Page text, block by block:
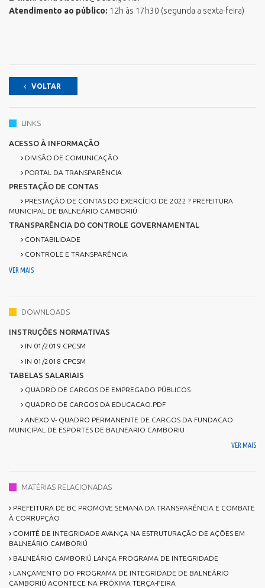
Atendimento ao público: 12h às 17h30 (segunda a sexta-feira)
VOLTAR
LINKS
ACESSO À INFORMAÇÃO
DIVISÃO DE COMUNICAÇÃO
PORTAL DA TRANSPARÊNCIA
PRESTAÇÃO DE CONTAS
PRESTAÇÃO DE CONTAS DO EXERCÍCIO DE 2022 ? PREFEITURA
MUNICIPAL DE BALNEÁRIO CAMBORIÚ
TRANSPARÊNCIA DO CONTROLE GOVERNAMENTAL
CONTABILIDADE
CONTROLE E TRANSPARÊNCIA
VER MAIS
DOWNLOADS
INSTRUÇÕES NORMATIVAS
IN 01/2019 CPCSM
IN 01/2018 CPCSM
TABELAS SALARIAIS
QUADRO DE CARGOS DE EMPREGADO PÚBLICOS
QUADRO DE CARGOS DA EDUCACAO.PDF
ANEXO V- QUADRO PERMANENTE DE CARGOS DA FUNDACAO
MUNICIPAL DE ESPORTES DE BALNEARIO CAMBORIU
VER MAIS
MATÉRIAS RELACIONADAS
PREFEITURA DE BC PROMOVE SEMANA DA TRANSPARÊNCIA E COMBATE
À CORRUPÇÃO
COMITÊ DE INTEGRIDADE AVANÇA NA ESTRUTURAÇÃO DE AÇÕES EM
BALNEÁRIO CAMBORIÚ
BALNEÁRIO CAMBORIÚ LANÇA PROGRAMA DE INTEGRIDADE
LANÇAMENTO DO PROGRAMA DE INTEGRIDADE DE BALNEÁRIO
CAMBORIÚ ACONTECE NA PRÓXIMA TERÇA-FEIRA